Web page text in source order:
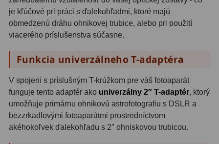
Iné10
Montáže93
Azimutálne AZ5
Equatoriálne EQ19
Fotografické montáže
Statívy a piliere 3
je kľúčové pri práci s ďalekohľadmi, ktoré majú
obmedzenú dráhu ohnikovej trubice, alebo pri použití
viacerého príslušenstva súčasne.
Funkcia univerzálneho T-adaptéra
V spojení s príslušným T-krúžkom pre váš fotoaparát
funguje tento adaptér ako univerzálny 2″ T-adaptér, ktorý
umožňuje primárnu ohnikovú astrofotografiu s DSLR a
bezzrkadlovými fotoaparátmi prostredníctvom
akéhokoľvek ďalekohľadu s 2″ ohniskovou trubicou.